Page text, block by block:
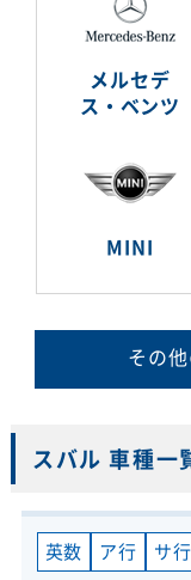
メルセデ
ス・ベンツ
MINI
その
スバル 車種一
英数 ア行 サ行